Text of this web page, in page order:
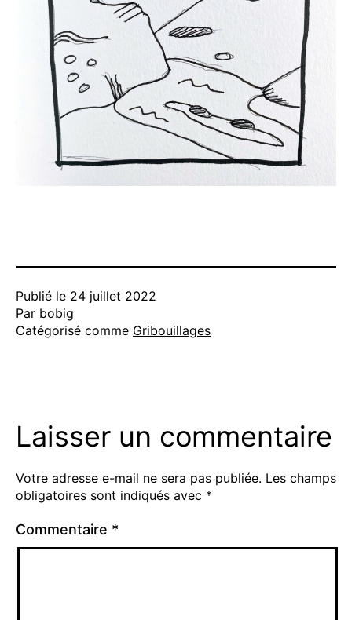
Publié le 24 juillet 2022
Par bobig
Catégorisé comme Gribouillages
Laisser un commentaire
Votre adresse e-mail ne sera pas publiée. Les champs
obligatoires sont indiqués avec *
Commentaire *